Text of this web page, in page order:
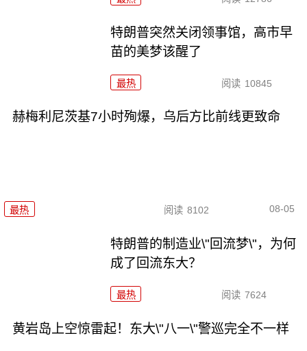
特朗普突然关闭领事馆，高市早
苗的美梦该醒了
最热 阅读 10845
赫梅利尼茨基7小时殉爆，乌后方比前线更致命
最热 阅读 8102 08-05
特朗普的制造业\"回流梦\"，为何
成了回流东大？
最热 阅读 7624
黄岩岛上空惊雷起！东大\"八一\"警巡完全不一样